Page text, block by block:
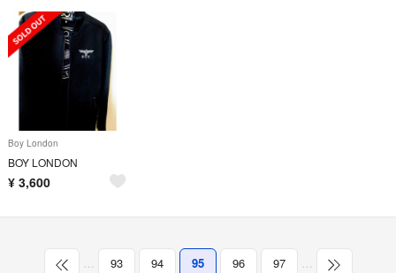
Boy London
BOY LONDON
¥ 3,600
… 93 94 95 96 97 …